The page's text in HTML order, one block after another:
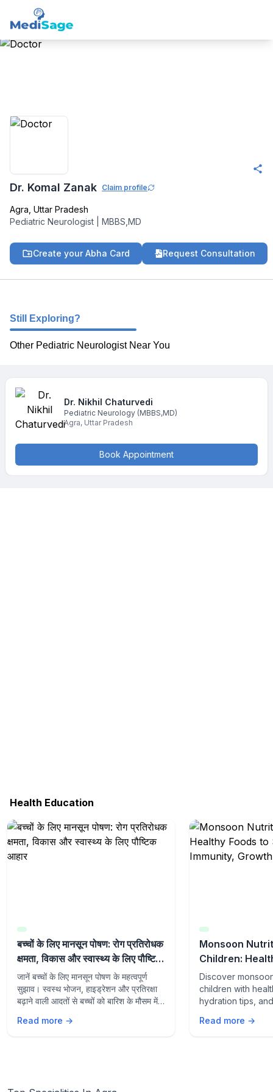
Dr. Komal Zanak Claim profile
Agra Uttar Pradesh
Pediatric Neurologist
MBBS,MD
Create your Abha Card Request Consultation
Still Exploring?
Other Pediatric Neurologist Near You
Dr. Nikhil Chaturvedi
Pediatric Neurology (MBBS,MD)
Agra, Uttar Pradesh
Book Appointment
Health Education
बच्चों के लिए मानसून पोषण: रोग प्रतिरोधक
क्षमता, विकास और स्वास्थ्य के लिए पौष्टिक
आहार
जानें बच्चों के लिए मानसून पोषण के महत्वपूर्ण
सुझाव। स्वस्थ भोजन, हाइड्रेशन और प्रतिरक्षा
बढ़ाने वाली आदतों से बच्चों को बारिश के मौसम में
Read more →
Monsoon
Children:
Support
Wellness
Discover
children with
hydration tips,
growth,
Read more →